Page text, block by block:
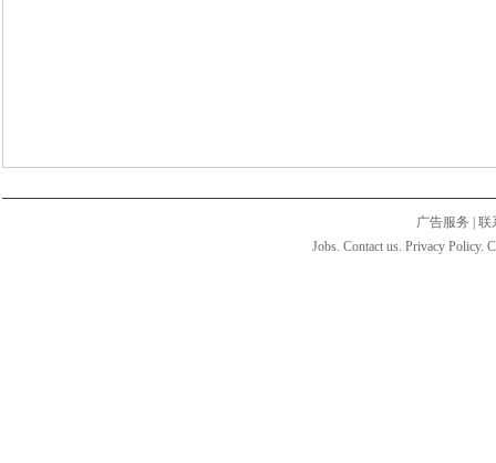
广告服务
联
Jobs. Contact us. Privacy Policy.